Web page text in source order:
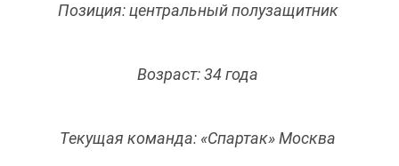
Позиция: центральный полузащитник
Возраст: 34 года
Текущая команда: «Спартак» Москва